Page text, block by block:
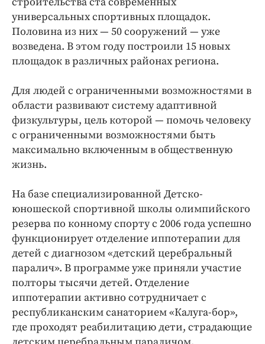
универсальных спортивных площадок.
Половина из них — 50 сооружений — уже
возведена. В этом году построили 15 новых
площадок в различных районах региона.
Для людей с ограниченными возможностями в
области развивают систему адаптивной
физкультуры, цель которой — помочь человеку
с ограниченными возможностями быть
максимально включенным в общественную
жизнь.
На базе специализированной Детско-
юношеской спортивной школы олимпийского
резерва по конному спорту с 2006 года успешно
функционирует отделение иппотерапии для
детей с диагнозом «детский церебральный
паралич». В программе уже приняли участие
полторы тысячи детей. Отделение
иппотерапии активно сотрудничает с
республиканским санаторием «Калуга-бор»,
где проходят реабилитацию дети, страдающие